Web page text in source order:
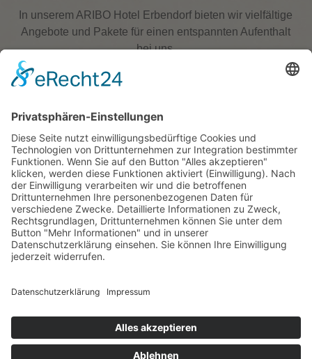
In unserem ARIBO Hotel Erbendorf bieten wir vielfältige
Angebote und Pakete für einen entspannten Aufenthalt
bei uns.
Profitieren Sie von attraktiven Preisen bei Buchung
Siehier
Bewerbung AGB Impressum Datenschutz
Sitemap